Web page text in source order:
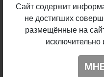
Сайт содержит
не достигших
размещённые на